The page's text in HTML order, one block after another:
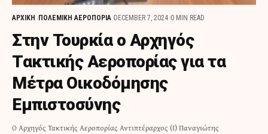
ΑΡΧΙΚΗ ΠΟΛΕΜΙΚΗ ΑΕΡΟΠΟΡΙΑ DECEMBER 7, 2024 0 MIN READ
Στην Τουρκία ο Αρχηγός
Τακτικής Αεροπορίας για τα
Μέτρα Οικοδόμησης
Εμπιστοσύνης
Ο Αρχηγός Τακτικής Αεροπορίας Αντιπτέραρχος (Ι) Παναγιώτης